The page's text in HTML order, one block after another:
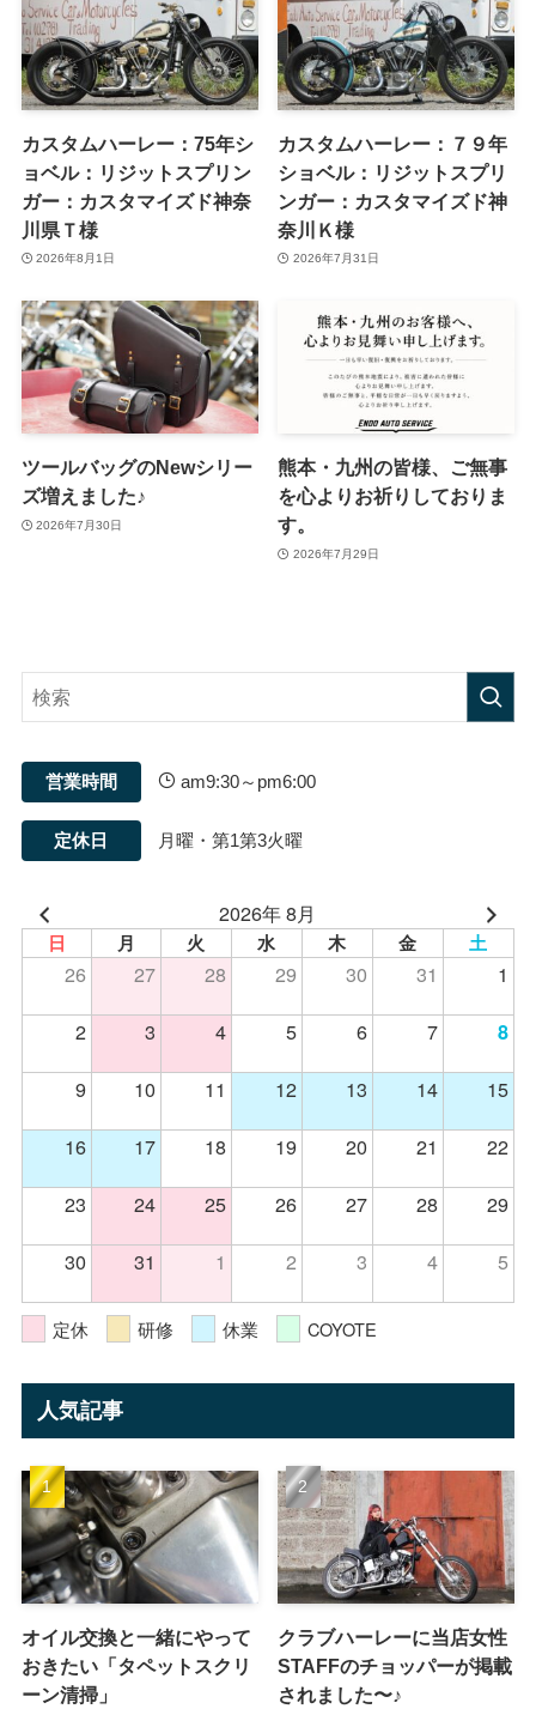
カスタムハーレー：75年シ
ョベル：リジットスプリン
ガー：カスタマイズド神奈
川県Ｔ様
2026年8月1日
カスタムハーレー：７９年
ショベル：リジットスプリ
ンガー：カスタマイズド神
奈川Ｋ様
2026年7月31日
ツールバッグのNewシリー
ズ増えました♪
2026年7月30日
熊本・九州の皆様、ご無事
を心よりお祈りしておりま
す。
2026年7月29日
営業時間 am9:30～pm6:00
定休日 月曜・第1第3火曜
2026年 8月
日 月 火 水 木 金 土
26 27 28 29 30 31
1
2
3 4 5 6 7 8
9 10 11 12 13 14
15
16
17 18 19 20 21
22
23
24 25 26 27 28
29
30
31 1 2 3 4 5
定休 研修 休業 COYOTE
人気記事
オイル交換と一緒にやって
おきたい「タペットスクリ
ーン清掃」
クラブハーレーに当店女性
STAFFのチョッパーが掲載
されました〜♪